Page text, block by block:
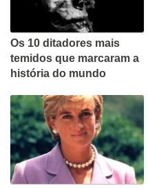
Os 10 ditadores mais
temidos que marcaram a
história do mundo